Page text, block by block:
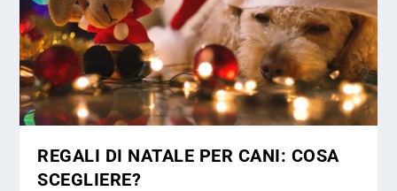
REGALI DI NATALE PER CANI: COSA
SCEGLIERE?